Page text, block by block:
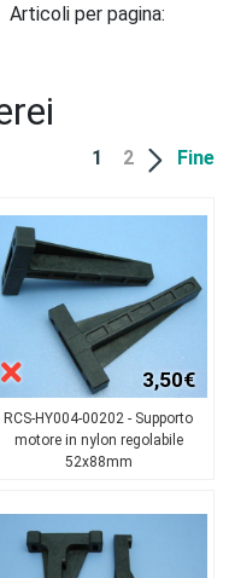
Articoli per pagina:
1 2 Fine
3,50€
RCS-HY004-00202 - Supporto
motore in nylon regolabile
52x88mm